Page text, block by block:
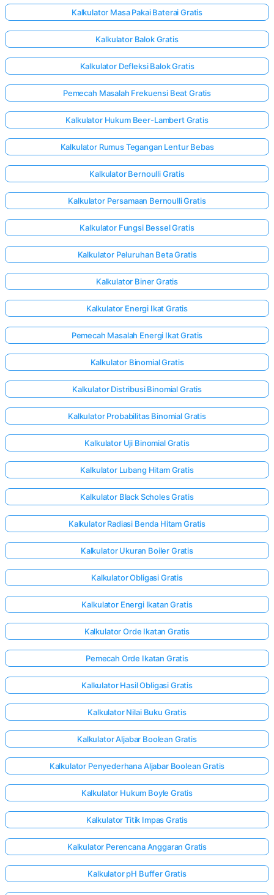
Kalkulator Masa Pakai Baterai Gratis
Kalkulator Balok Gratis
Kalkulator Defleksi Balok Gratis
Pemecah Masalah Frekuensi Beat Gratis
Kalkulator Hukum Beer-Lambert Gratis
Kalkulator Rumus Tegangan Lentur Bebas
Kalkulator Bernoulli Gratis
Kalkulator Persamaan Bernoulli Gratis
Kalkulator Fungsi Bessel Gratis
Kalkulator Peluruhan Beta Gratis
Kalkulator Biner Gratis
Kalkulator Energi Ikat Gratis
Pemecah Masalah Energi Ikat Gratis
Kalkulator Binomial Gratis
Kalkulator Distribusi Binomial Gratis
Kalkulator Probabilitas Binomial Gratis
Kalkulator Uji Binomial Gratis
Kalkulator Lubang Hitam Gratis
Kalkulator Black Scholes Gratis
Kalkulator Radiasi Benda Hitam Gratis
Kalkulator Ukuran Boiler Gratis
Kalkulator Obligasi Gratis
Kalkulator Energi Ikatan Gratis
Kalkulator Orde Ikatan Gratis
Pemecah Orde Ikatan Gratis
Kalkulator Hasil Obligasi Gratis
Kalkulator Nilai Buku Gratis
Kalkulator Aljabar Boolean Gratis
Kalkulator Penyederhana Aljabar Boolean Gratis
Kalkulator Hukum Boyle Gratis
Kalkulator Titik Impas Gratis
Kalkulator Perencana Anggaran Gratis
Kalkulator pH Buffer Gratis